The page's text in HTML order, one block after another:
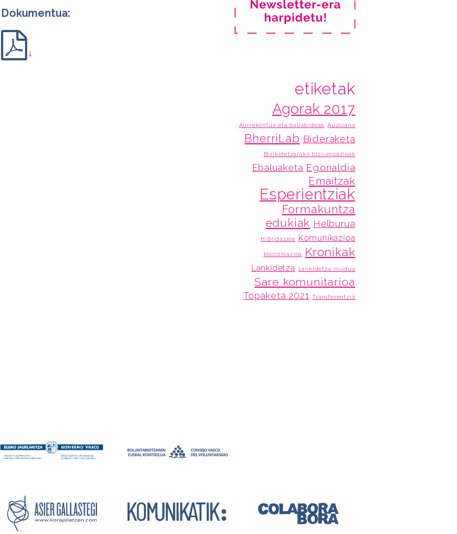
Dokumentua:
↓
etiketak
Agorak 2017
Aurrekontua eta baliabideak Auzolana
BherriLab Bideraketa
Bizikidetzarako bizi-espazioak
Ebaluaketa Egonaldia
Emaitzak
Esperientziak
Formakuntza
edukiak Helburua
Hibridazioa Komunikazioa
koordinazioa Kronikak
Lankidetza Lankidetza-modua
Sare komunitarioa
Topaketa 2021 Transferentzia